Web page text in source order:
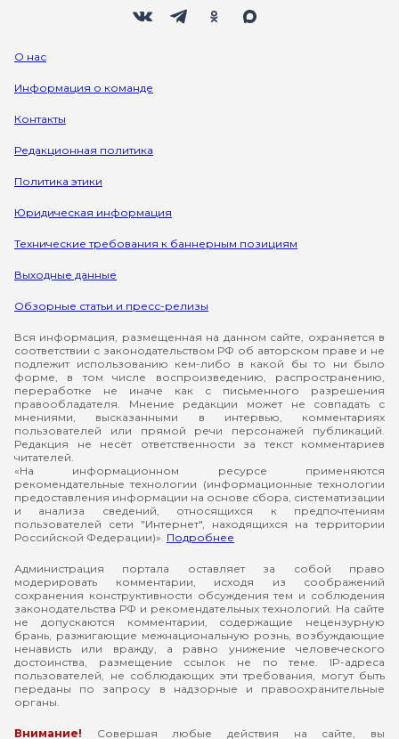
О нас
Информация о команде
Контакты
Редакционная политика
Политика этики
Юридическая информация
Технические требования к баннерным позициям
Выходные данные
Обзорные статьи и пресс-релизы
Вся информация, размещенная на данном сайте, охраняется в
соответствии с законодательством РФ об авторском праве и не
подлежит использованию кем-либо в какой бы то ни было
форме, в том числе воспроизведению, распространению,
переработке не иначе как с письменного разрешения
правообладателя. Мнение редакции может не совпадать с
мнениями, высказанными в интервью, комментариях
пользователей или прямой речи персонажей публикаций.
Редакция не несёт ответственности за текст комментариев
читателей.
«На информационном ресурсе применяются
рекомендательные технологии (информационные технологии
предоставления информации на основе сбора, систематизации
и анализа сведений, относящихся к предпочтениям
пользователей сети "Интернет", находящихся на территории
Российской Федерации)». Подробнее
Администрация портала оставляет за собой право
модерировать комментарии, исходя из соображений
сохранения конструктивности обсуждения тем и соблюдения
законодательства РФ и рекомендательных технологий. На сайте
не допускаются комментарии, содержащие нецензурную
брань, разжигающие межнациональную рознь, возбуждающие
ненависть или вражду, а равно унижение человеческого
достоинства, размещение ссылок не по теме. IP-адреса
пользователей, не соблюдающих эти требования, могут быть
переданы по запросу в надзорные и правоохранительные
органы.
Внимание! Совершая любые действия на сайте, вы